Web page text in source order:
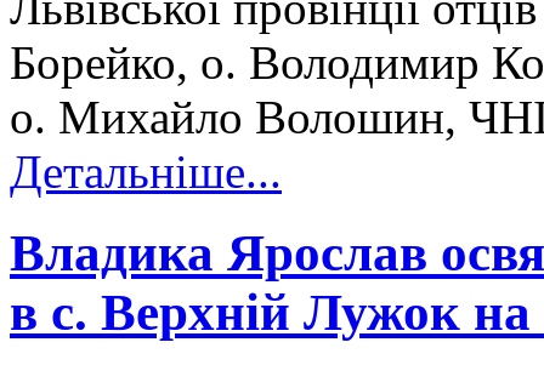
Борейко, о. Володимир
о. Михайло Волошин,
Детальніше...
Владика Ярослав
в с. Верхній Лужок